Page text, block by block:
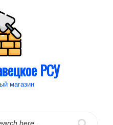
РСУ
магазин